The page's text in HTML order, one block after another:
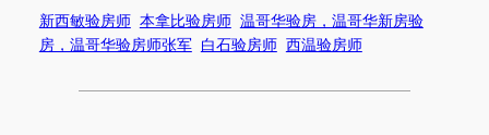
新西敏验房师 本拿比验房师 温哥华验房，温哥华新房验
房，温哥华验房师张军 白石验房师 西温验房师